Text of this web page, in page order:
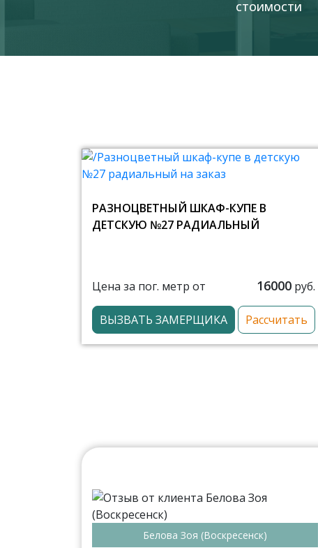
СТОИМОСТИ
РАЗНОЦВЕТНЫЙ ШКАФ-КУПЕ В
ДЕТСКУЮ №27 РАДИАЛЬНЫЙ
Цена за пог. метр от 16000 руб.
ВЫЗВАТЬ ЗАМЕРЩИКА Рассчитать
Белова Зоя (Воскресенск)